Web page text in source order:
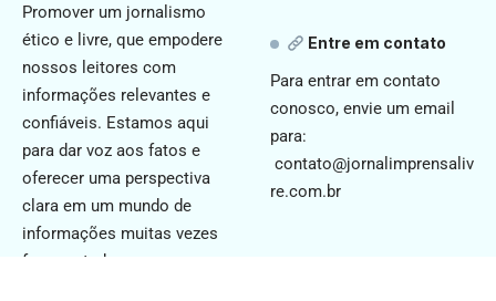
Promover um jornalismo
ético e livre, que empodere
nossos leitores com
informações relevantes e
confiáveis. Estamos aqui
para dar voz aos fatos e
oferecer uma perspectiva
clara em um mundo de
informações muitas vezes
fragmentadas.
Entre em contato
Para entrar em contato
conosco, envie um email
para:
contato@jornalimprensaliv
re.com.br